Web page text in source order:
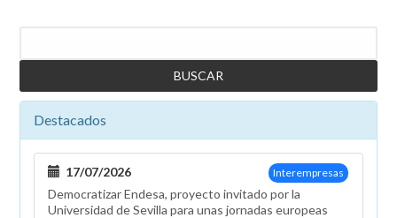
Destacados
Interempresas
17/07/2026
Democratizar Endesa, proyecto invitado por la
Universidad de Sevilla para unas jornadas europeas